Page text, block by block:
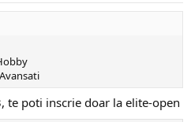
te poti inscrie doar la elite-open